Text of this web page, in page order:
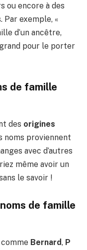
ou encore à des
Par exemple, «
d’un ancêtre,
grand pour le porter
de famille
des origines
noms proviennent
avec d’autres
même avoir un
le savoir !
de famille
Bernard, P